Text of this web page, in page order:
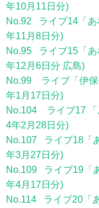
年10月11日分)
No.92 ライブ14「あ
年11月8日分)
No.95 ライブ15「あ
年12月6日分 広島)
No.99 ライブ「伊
年1月17日分)
No.104 ライブ17 「
4年2月28日分)
No.107 ライブ18「
年3月27日分)
No.109 ライブ19「
年4月17日分)
No.114 ライブ20「